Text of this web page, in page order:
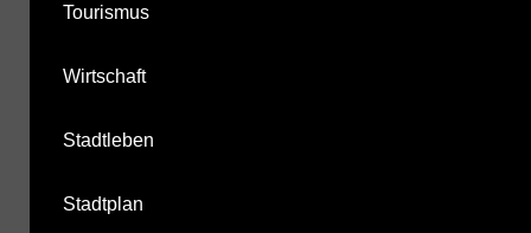
Tourismus
Wirtschaft
Stadtleben
Stadtplan